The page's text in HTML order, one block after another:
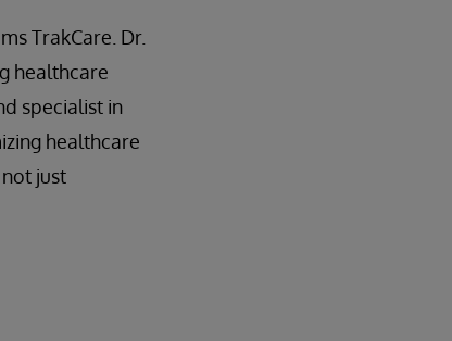
TrakCare. Dr.
healthcare
specialist in
healthcare
just